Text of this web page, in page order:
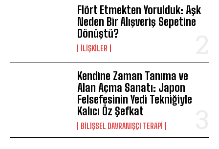
Flört Etmekten Yorulduk: Aşk
Neden Bir Alışveriş Sepetine
Dönüştü?
İLIŞKILER
Kendine Zaman Tanıma ve
Alan Açma Sanatı: Japon
Felsefesinin Yedi Tekniğiyle
Kalıcı Öz Şefkat
BILIŞSEL DAVRANIŞÇI TERAPI